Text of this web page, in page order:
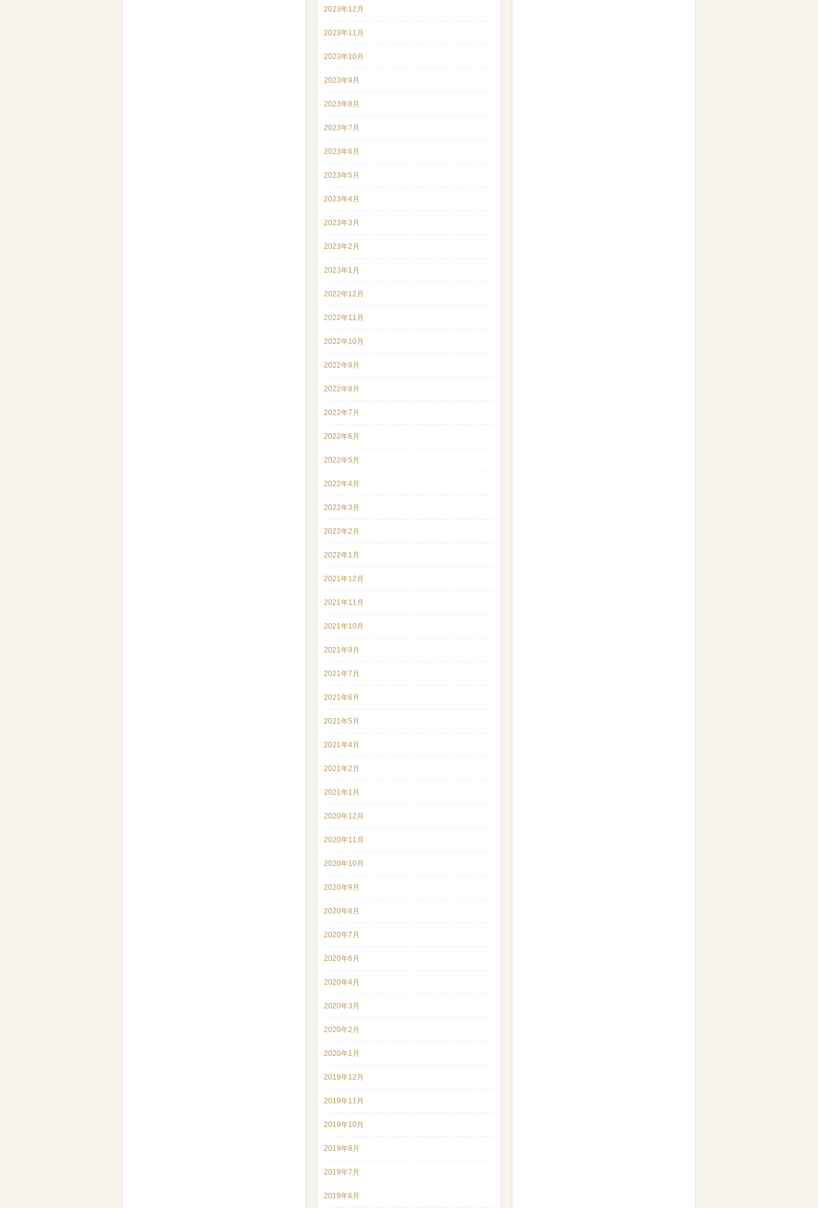
2023年12月
2023年11月
2023年10月
2023年9月
2023年8月
2023年7月
2023年6月
2023年5月
2023年4月
2023年3月
2023年2月
2023年1月
2022年12月
2022年11月
2022年10月
2022年9月
2022年8月
2022年7月
2022年6月
2022年5月
2022年4月
2022年3月
2022年2月
2022年1月
2021年12月
2021年11月
2021年10月
2021年9月
2021年7月
2021年6月
2021年5月
2021年4月
2021年2月
2021年1月
2020年12月
2020年11月
2020年10月
2020年9月
2020年8月
2020年7月
2020年6月
2020年4月
2020年3月
2020年2月
2020年1月
2019年12月
2019年11月
2019年10月
2019年8月
2019年7月
2019年6月